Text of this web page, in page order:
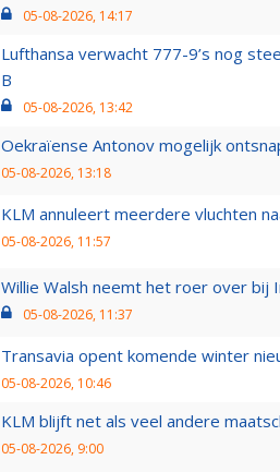
05-08-2026, 14:17
Lufthansa verwacht 777-9’s nog
B
05-08-2026, 13:42
Oekraïense Antonov mogelijk
05-08-2026, 13:18
KLM annuleert meerdere vluchten
05-08-2026, 11:57
Willie Walsh neemt het roer over bij
05-08-2026, 11:37
Transavia opent komende winter
05-08-2026, 10:46
KLM blijft net als veel andere
05-08-2026, 9:00